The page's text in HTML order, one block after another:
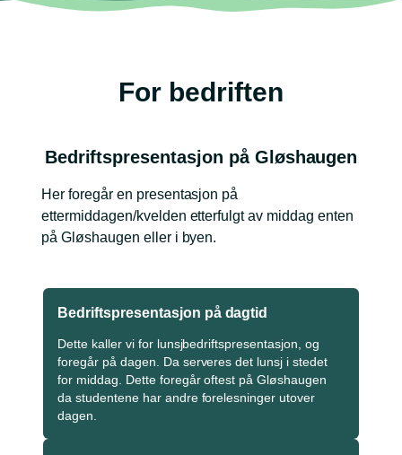
For bedriften
Bedriftspresentasjon på Gløshaugen
Her foregår en presentasjon på
ettermiddagen/kvelden etterfulgt av middag enten
på Gløshaugen eller i byen.
Bedriftspresentasjon på dagtid
Dette kaller vi for lunsjbedriftspresentasjon, og
foregår på dagen. Da serveres det lunsj i stedet
for middag. Dette foregår oftest på Gløshaugen
da studentene har andre forelesninger utover
dagen.